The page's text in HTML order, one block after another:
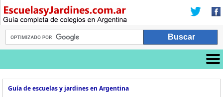
Guía de escuelas y jardines en Argentina